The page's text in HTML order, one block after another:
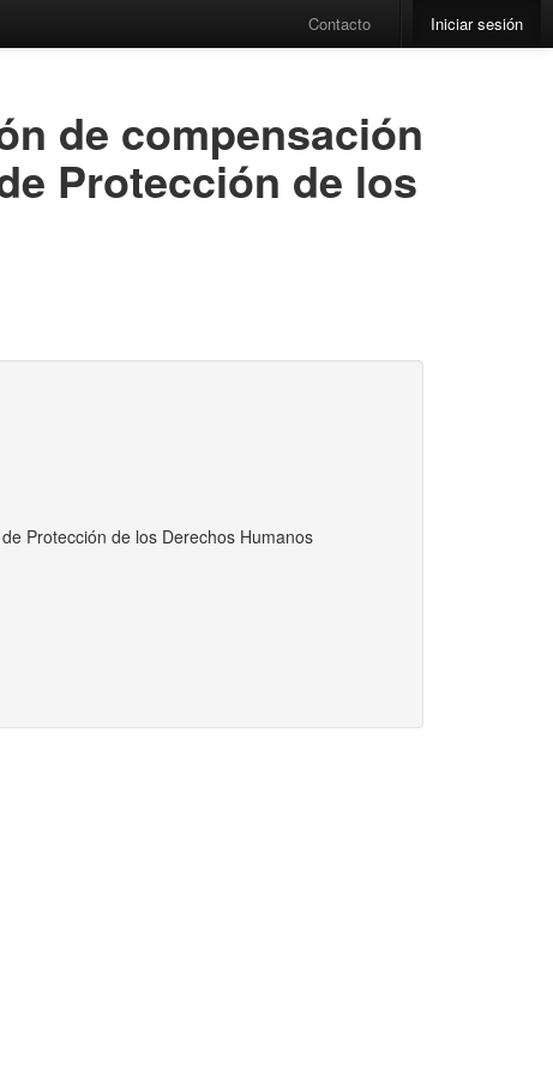
Contacto Iniciar sesión
de compensación
Protección de los
Protección de los Derechos Humanos